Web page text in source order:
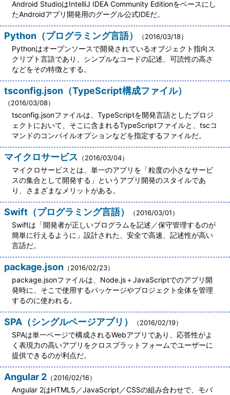
Android StudioはIntelliJ IDEA Community Editionをベースにし
たAndroidアプリ開発用のグーグル公式IDEだ。
Python（プログラミング言語） （2016/03/18）
Pythonはオープンソースで開発されているオブジェクト指向ス
クリプト言語であり、シンプルなコードの記述、可読性の高さ
などをその特徴とする。
tsconfig.json（TypeScript構成ファイル）
（2016/03/08）
tsconfig.jsonファイルは、TypeScriptを開発言語としたプロジ
ェクトにおいて、そこに含まれるTypeScriptファイルと、tscコ
マンドのコンパイルオプションなどを指定するファイルだ。
マイクロサービス （2016/03/04）
マイクロサービスとは、単一のアプリを「粒度の小さなサービ
スの集合として開発する」というアプリ開発のスタイルであ
り、さまざまなメリットがある。
Swift（プログラミング言語） （2016/03/01）
Swiftは「開発者が正しいプログラムを記述／保守管理するのが
簡単に行えるように」設計された、安全で高速、記述性が高い
言語だ。
package.json （2016/02/23）
package.jsonファイルは、Node.js＋JavaScriptでのアプリ開
発時に、そこで使用するパッケージやプロジェクト全体を管理
するのに使われる。
SPA（シングルページアプリ） （2016/02/19）
SPAは単一ページで構成されるWebアプリであり、応答性がよ
く表現力の高いアプリをクロスプラットフォームでユーザーに
提供できるのが利点だ。
Angular 2 （2016/02/16）
Angular 2はHTML5／JavaScript／CSSの組み合わせで、モバ